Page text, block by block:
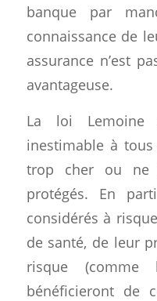
banque par
connaissance de
assurance n’est
avantageuse.
La loi Lemoine
inestimable à
trop cher ou ne
protégés. En
considérés à
de santé, de leur
risque (comme
bénéficieront de